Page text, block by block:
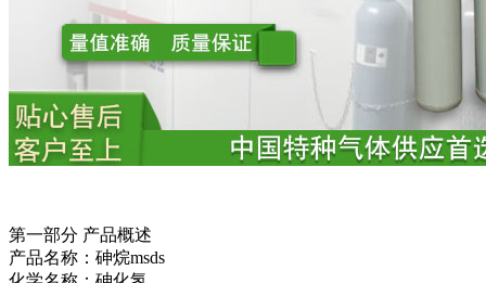
第一部分 产品概述
产品名称：砷烷msds